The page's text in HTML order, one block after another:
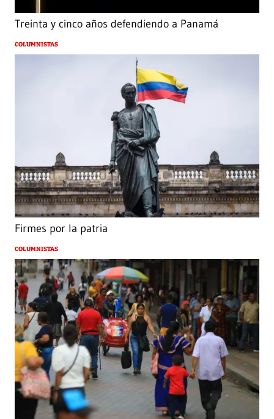
Treinta y cinco años defendiendo a Panamá
COLUMNISTAS
Firmes por la patria
COLUMNISTAS